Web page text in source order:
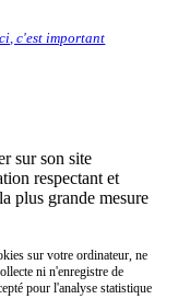
c'est important
sur son site
respectant et
plus grande mesure
sur votre ordinateur, ne
ni n'enregistre de
pour l'analyse statistique